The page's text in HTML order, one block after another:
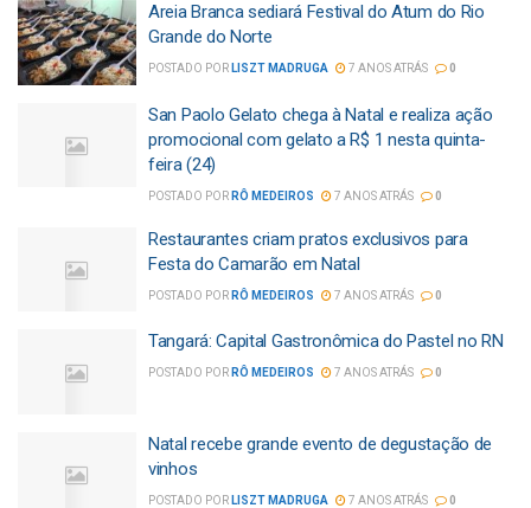
Areia Branca sediará Festival do Atum do Rio
Grande do Norte
POSTADO POR LISZT MADRUGA 7 ANOS ATRÁS 0
San Paolo Gelato chega à Natal e realiza ação
promocional com gelato a R$ 1 nesta quinta-
feira (24)
POSTADO POR RÔ MEDEIROS 7 ANOS ATRÁS 0
Restaurantes criam pratos exclusivos para
Festa do Camarão em Natal
POSTADO POR RÔ MEDEIROS 7 ANOS ATRÁS 0
Tangará: Capital Gastronômica do Pastel no RN
POSTADO POR RÔ MEDEIROS 7 ANOS ATRÁS 0
Natal recebe grande evento de degustação de
vinhos
POSTADO POR LISZT MADRUGA 7 ANOS ATRÁS 0